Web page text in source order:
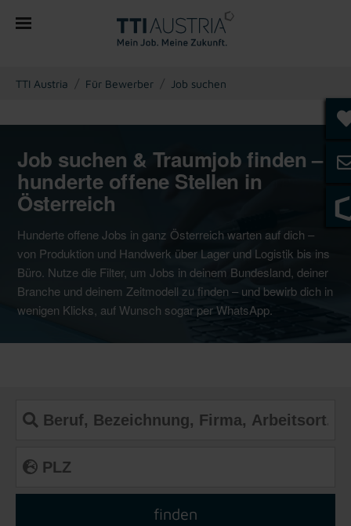
You are here:
TTI Austria Für Bewerber Job suchen
Job suchen & Traumjob finden –
hunderte offene Stellen in
Österreich
Hunderte offene Jobs in ganz Österreich warten auf dich –
von Produktion und Handwerk über Lager und Logistik bis ins
Büro. Nutze die Filter, um Jobs in deinem Bundesland, deiner
Branche und deinem Zeitmodell zu finden – und bewirb dich in
wenigen Klicks, auf Wunsch sogar per WhatsApp.